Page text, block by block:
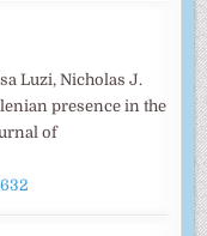
Luzi, Nicholas J.
presence in the
of